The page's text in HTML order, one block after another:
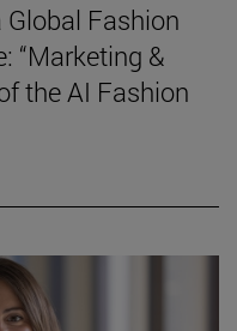
Global Fashion
“Marketing &
the AI Fashion